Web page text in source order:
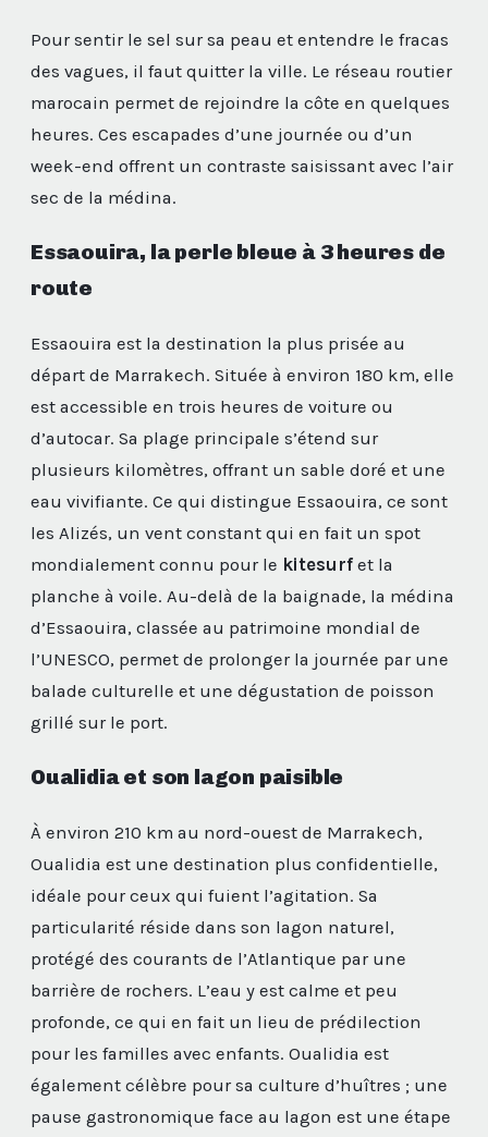
Pour sentir le sel sur sa peau et entendre le fracas
des vagues, il faut quitter la ville. Le réseau routier
marocain permet de rejoindre la côte en quelques
heures. Ces escapades d’une journée ou d’un
week-end offrent un contraste saisissant avec l’air
sec de la médina.
Essaouira, la perle bleue à 3 heures de
route
Essaouira est la destination la plus prisée au
départ de Marrakech. Située à environ 180 km, elle
est accessible en trois heures de voiture ou
d’autocar. Sa plage principale s’étend sur
plusieurs kilomètres, offrant un sable doré et une
eau vivifiante. Ce qui distingue Essaouira, ce sont
les Alizés, un vent constant qui en fait un spot
mondialement connu pour le kitesurf et la
planche à voile. Au-delà de la baignade, la médina
d’Essaouira, classée au patrimoine mondial de
l’UNESCO, permet de prolonger la journée par une
balade culturelle et une dégustation de poisson
grillé sur le port.
Oualidia et son lagon paisible
À environ 210 km au nord-ouest de Marrakech,
Oualidia est une destination plus confidentielle,
idéale pour ceux qui fuient l’agitation. Sa
particularité réside dans son lagon naturel,
protégé des courants de l’Atlantique par une
barrière de rochers. L’eau y est calme et peu
profonde, ce qui en fait un lieu de prédilection
pour les familles avec enfants. Oualidia est
également célèbre pour sa culture d’huîtres ; une
pause gastronomique face au lagon est une étape